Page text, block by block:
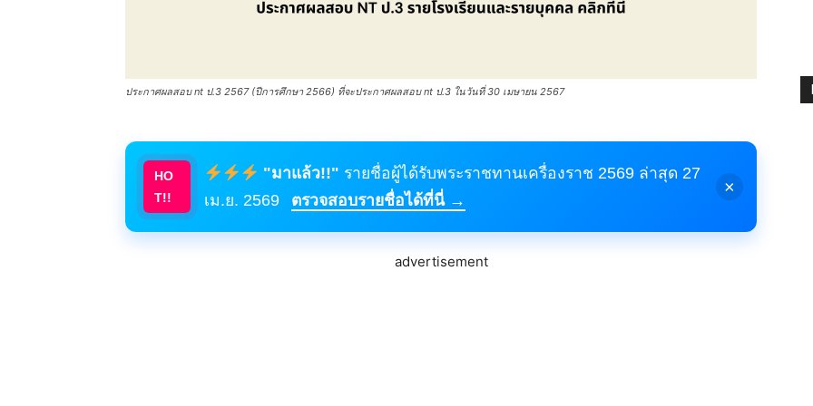
ประกาศผลสอบ nt ป.3 2567 (ปีการศึกษา 2566) ที่จะประกาศผลสอบ nt ป.3 ในวันที่ 30 เมษายน 2567
HO
T!!
"มาแล้ว!!" รายชื่อผู้ได้รับพระราชทานเครื่องราช 2569 ล่าสุด 27
เม.ย. 2569
ตรวจสอบรายชื่อได้ที่นี่ →
×
advertisement